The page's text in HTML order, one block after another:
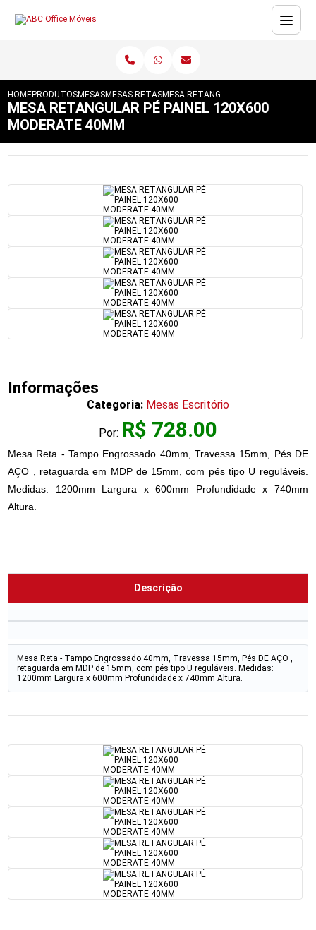
HOMEPRODUTOSMESASMESAS RETASMESA RETANGULAR PÉ PAINEL
MESA RETANGULAR PÉ PAINEL 120X600
MODERATE 40MM
Informações
Categoria: Mesas Escritório
Por: R$ 728.00
Mesa Reta - Tampo Engrossado 40mm, Travessa 15mm, Pés DE
AÇO , retaguarda em MDP de 15mm, com pés tipo U reguláveis.
Medidas: 1200mm Largura x 600mm Profundidade x 740mm
Altura.
Descrição
Mesa Reta - Tampo Engrossado 40mm, Travessa 15mm, Pés DE AÇO ,
retaguarda em MDP de 15mm, com pés tipo U reguláveis. Medidas:
1200mm Largura x 600mm Profundidade x 740mm Altura.